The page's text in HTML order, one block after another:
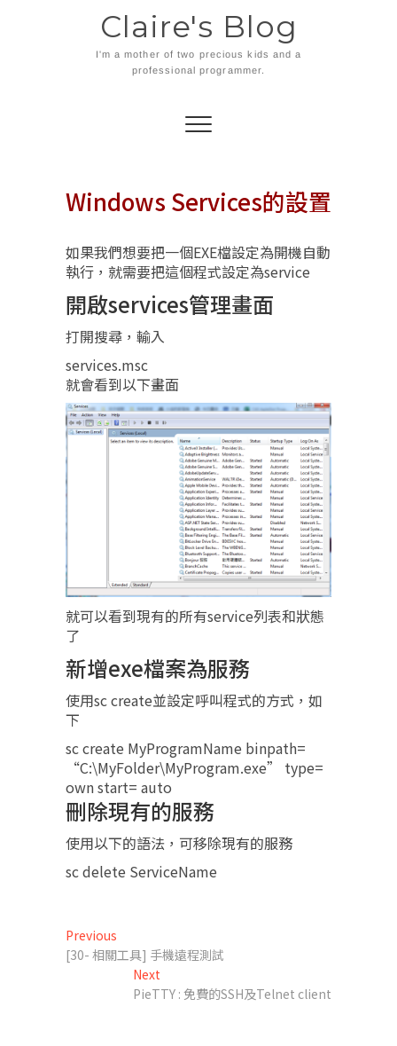
Claire's Blog
I'm a mother of two precious kids and a
professional programmer.
Windows Services的設置
如果我們想要把一個EXE檔設定為開機自動
執行，就需要把這個程式設定為service
開啟services管理畫面
打開搜尋，輸入
services.msc
就會看到以下畫面
就可以看到現有的所有service列表和狀態
了
新增exe檔案為服務
使用sc create並設定呼叫程式的方式，如
下
sc create MyProgramName binpath=
“C:\MyFolder\MyProgram.exe” type=
own start= auto
刪除現有的服務
使用以下的語法，可移除現有的服務
sc delete ServiceName
文
章
Previous
post:
[30- 相關工具] 手機遠程測試
Next
post:
PieTTY : 免費的SSH及Telnet client